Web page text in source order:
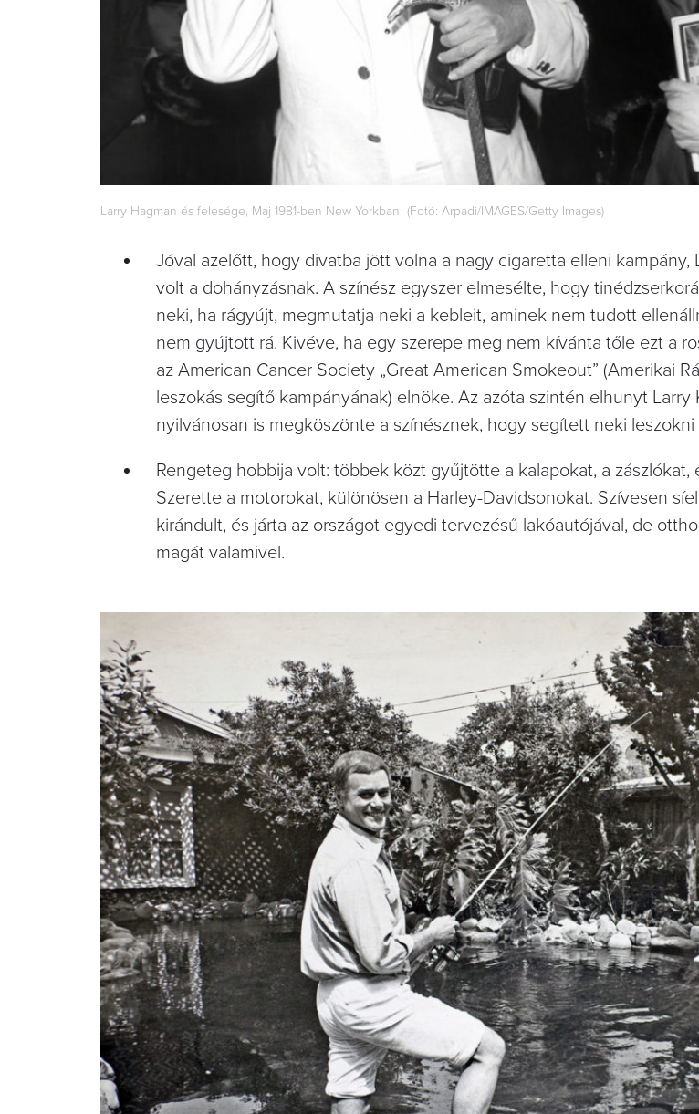
Larry Hagman és felesége, Maj 1981-ben New Yorkban (Fotó: Arpadi/IMAGES/Getty Images)
Jóval azelőtt, hogy divatba jött volna a nagy cigaretta elleni kampány,
volt a dohányzásnak. A színész egyszer elmesélte, hogy
neki, ha rágyújt, megmutatja neki a kebleit, aminek nem tudott
nem gyújtott rá. Kivéve, ha egy szerepe meg nem kívánta tőle ezt a
az American Cancer Society „Great American Smokeout” (Amerikai
leszokás segítő kampányának) elnöke. Az azóta szintén elhunyt
nyilvánosan is megköszönte a színésznek, hogy segített neki leszokni
Rengeteg hobbija volt: többek közt gyűjtötte a kalapokat, a
Szerette a motorokat, különösen a Harley-Davidsonokat. Szívesen
kirándult, és járta az országot egyedi tervezésű lakóautójával, de
magát valamivel.